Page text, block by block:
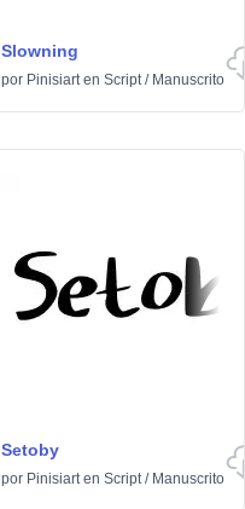
Slowning
por Pinisiarten Script/ Manuscrito
Setoby
por Pinisiarten Script/ Manuscrito